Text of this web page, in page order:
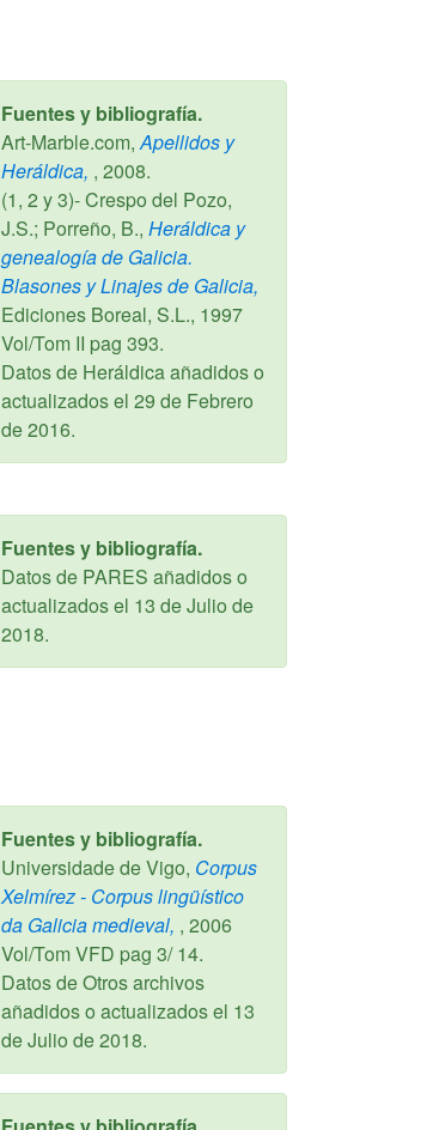
Fuentes y bibliografía.
Art-Marble.com,Apellidos y
Heráldica, , 2008.
(1, 2 y 3)- Crespo del Pozo,
J.S.; Porreño, B., Heráldica y
genealogía de Galicia.
Blasones y Linajes de Galicia,
Ediciones Boreal, S.L., 1997
Vol/Tom II pag 393.
Datos de Heráldica añadidos o
actualizados el 29 de Febrero
de 2016.
Fuentes y bibliografía.
Datos de PARES añadidos o
actualizados el 13 de Julio de
2018.
Fuentes y bibliografía.
Universidade de Vigo, Corpus
Xelmírez - Corpus lingüístico
da Galicia medieval, , 2006
Vol/Tom VFD pag 3/ 14.
Datos de Otros archivos
añadidos o actualizados el 13
de Julio de 2018.